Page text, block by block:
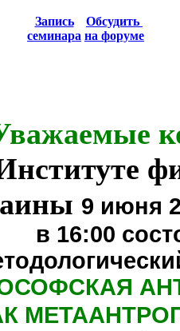
Запись
семинара
Обсудить
на форуме
9 июня
в 16:00